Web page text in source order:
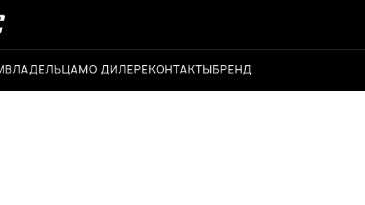
ВЛАДЕЛЬЦАМО ДИЛЕРЕКОНТАКТЫБРЕНД